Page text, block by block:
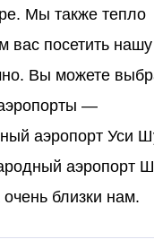
Мы также тепло
вас посетить нашу
Вы можете
—
аэропорт Уси
аэропорт
близки нам.